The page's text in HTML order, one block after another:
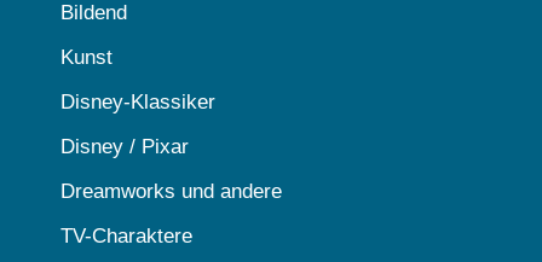
Bildend
Kunst
Disney-Klassiker
Disney / Pixar
Dreamworks und andere
TV-Charaktere